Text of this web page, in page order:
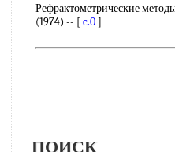
Рефрактометрические
(1974) -- [ c.0]
ПОИСК